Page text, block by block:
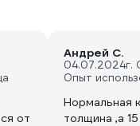
от
Андрей С.
04.07.2024г.
Опыт
Нормальная
толщина ,а